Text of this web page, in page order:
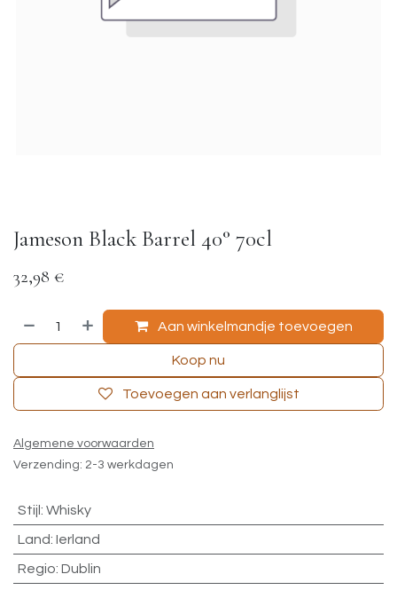
Jameson Black Barrel 40° 70cl
32,98 €
Aan winkelmandje toevoegen
Koop nu
Toevoegen aan verlanglijst
Algemene voorwaarden
Verzending: 2-3 werkdagen
Stijl : Whisky
Land: Ierland
Regio: Dublin